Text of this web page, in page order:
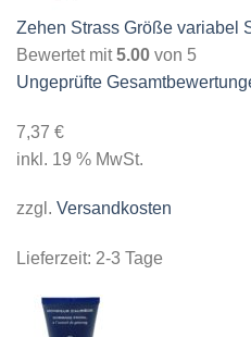
Zehen Strass Größe variabel
Bewertet mit5.00 von 5
Ungeprüfte
7,37 €
inkl. 19 % MwSt.
zzgl. Versandkosten
Lieferzeit: 2-3 Tage